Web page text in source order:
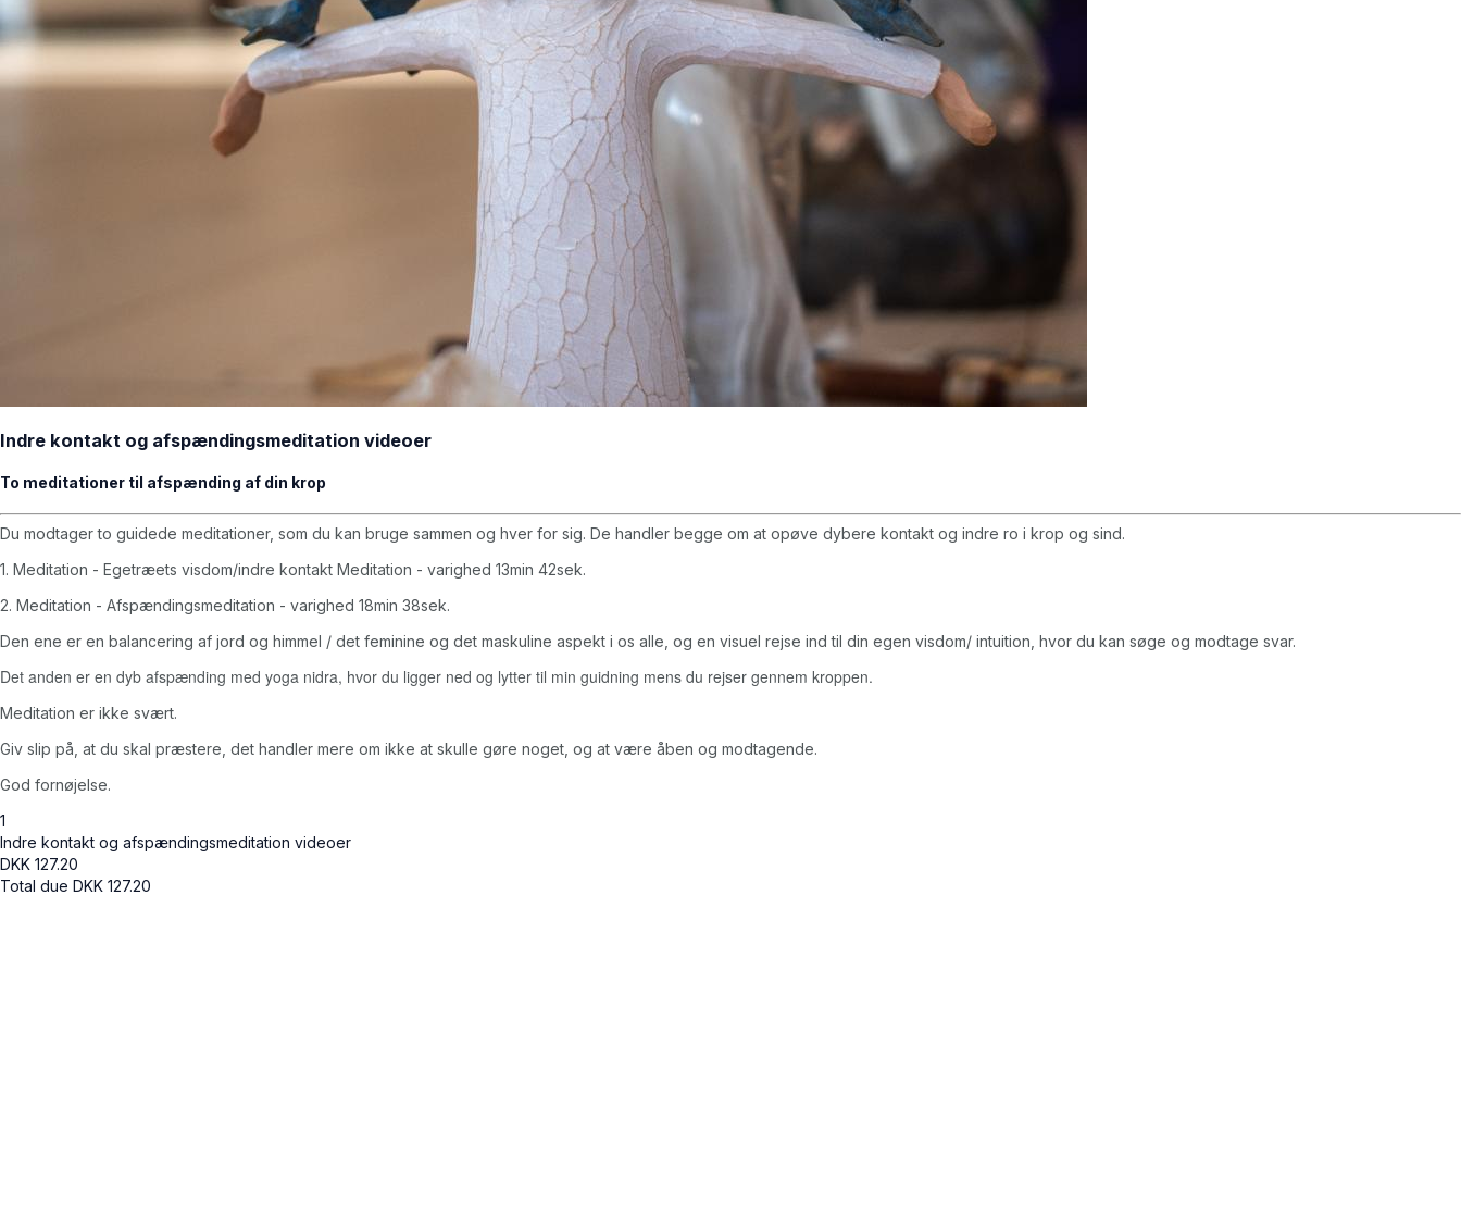
Indre kontakt og afspændingsmeditation videoer
To meditationer til afspænding af din krop
Du modtager to guidede meditationer, som du kan bruge sammen og hver for sig. De handler begge om at opøve dybere kontakt og indre ro i krop og sind.
1. Meditation - Egetræets visdom/indre kontakt Meditation - varighed 13min 42sek.
2. Meditation - Afspændingsmeditation - varighed 18min 38sek.
Den ene er en balancering af jord og himmel / det feminine og det maskuline aspekt i os alle, og en visuel rejse ind til din egen visdom/ intuition, hvor du kan søge og modtage svar.
Det anden er en dyb afspænding med yoga nidra, hvor du ligger ned og lytter til min guidning mens du rejser gennem kroppen.
Meditation er ikke svært.
Giv slip på, at du skal præstere, det handler mere om ikke at skulle gøre noget, og at være åben og modtagende.
God fornøjelse.
1
Indre kontakt og afspændingsmeditation videoer
DKK 127.20
Total due DKK 127.20